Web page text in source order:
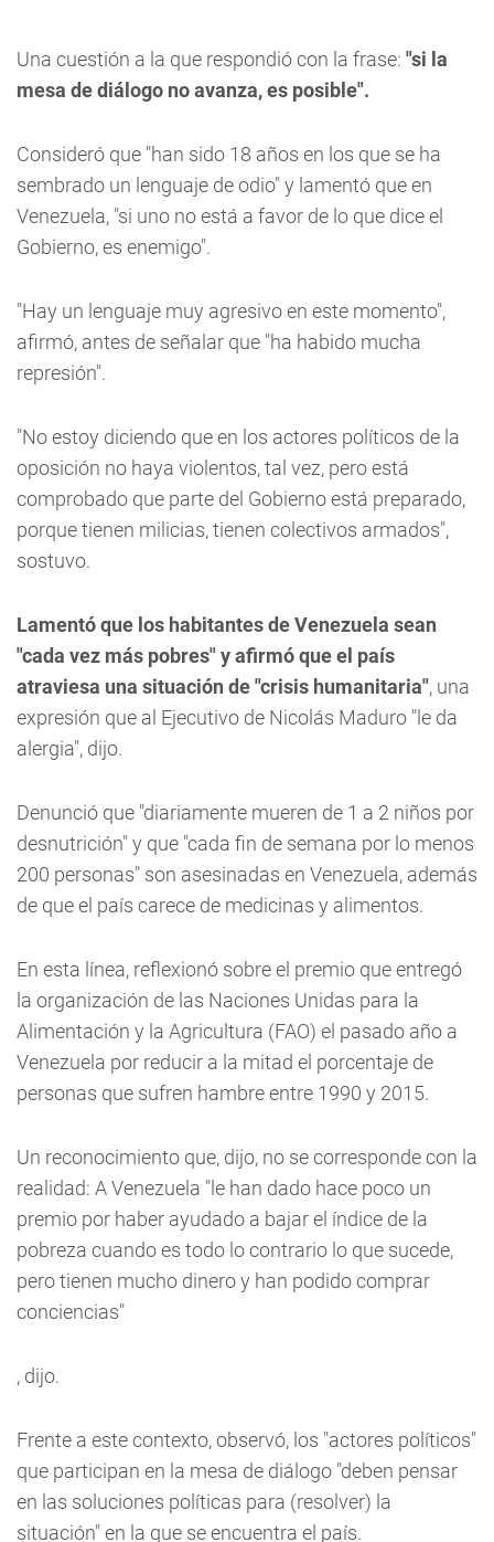
Una cuestión a la que respondió con la frase: "si la
mesa de diálogo no avanza, es posible".
Consideró que "han sido 18 años en los que se ha
sembrado un lenguaje de odio" y lamentó que en
Venezuela, "si uno no está a favor de lo que dice el
Gobierno, es enemigo".
"Hay un lenguaje muy agresivo en este momento",
afirmó, antes de señalar que "ha habido mucha
represión".
"No estoy diciendo que en los actores políticos de la
oposición no haya violentos, tal vez, pero está
comprobado que parte del Gobierno está preparado,
porque tienen milicias, tienen colectivos armados",
sostuvo.
Lamentó que los habitantes de Venezuela sean
"cada vez más pobres" y afirmó que el país
atraviesa una situación de "crisis humanitaria", una
expresión que al Ejecutivo de Nicolás Maduro "le da
alergia", dijo.
Denunció que "diariamente mueren de 1 a 2 niños por
desnutrición" y que "cada fin de semana por lo menos
200 personas" son asesinadas en Venezuela, además
de que el país carece de medicinas y alimentos.
En esta línea, reflexionó sobre el premio que entregó
la organización de las Naciones Unidas para la
Alimentación y la Agricultura (FAO) el pasado año a
Venezuela por reducir a la mitad el porcentaje de
personas que sufren hambre entre 1990 y 2015.
Un reconocimiento que, dijo, no se corresponde con la
realidad: A Venezuela "le han dado hace poco un
premio por haber ayudado a bajar el índice de la
pobreza cuando es todo lo contrario lo que sucede,
pero tienen mucho dinero y han podido comprar
conciencias"
, dijo.
Frente a este contexto, observó, los "actores políticos"
que participan en la mesa de diálogo "deben pensar
en las soluciones políticas para (resolver) la
situación" en la que se encuentra el país.